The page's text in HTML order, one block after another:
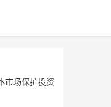
市场保护投资